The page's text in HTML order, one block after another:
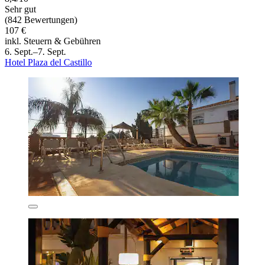
Sehr gut
(842 Bewertungen)
107 €
inkl. Steuern & Gebühren
6. Sept.–7. Sept.
Hotel Plaza del Castillo